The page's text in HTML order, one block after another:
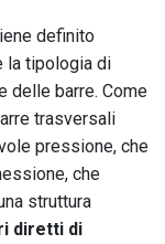
definito
la tipologia di
delle barre. Come
trasversali
pressione, che
che
struttura
diretti di